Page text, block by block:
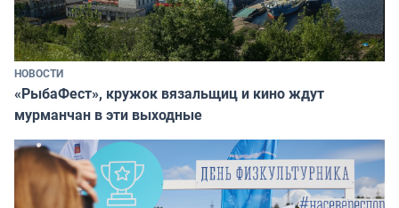
НОВОСТИ
«РыбаФест», кружок вязальщиц и кино ждут
мурманчан в эти выходные